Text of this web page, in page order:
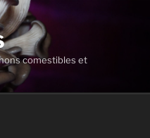
comestibles et